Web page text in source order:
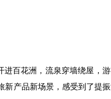
进百花洲，流泉穿墙绕屋，
新产品新场景，感受到了提